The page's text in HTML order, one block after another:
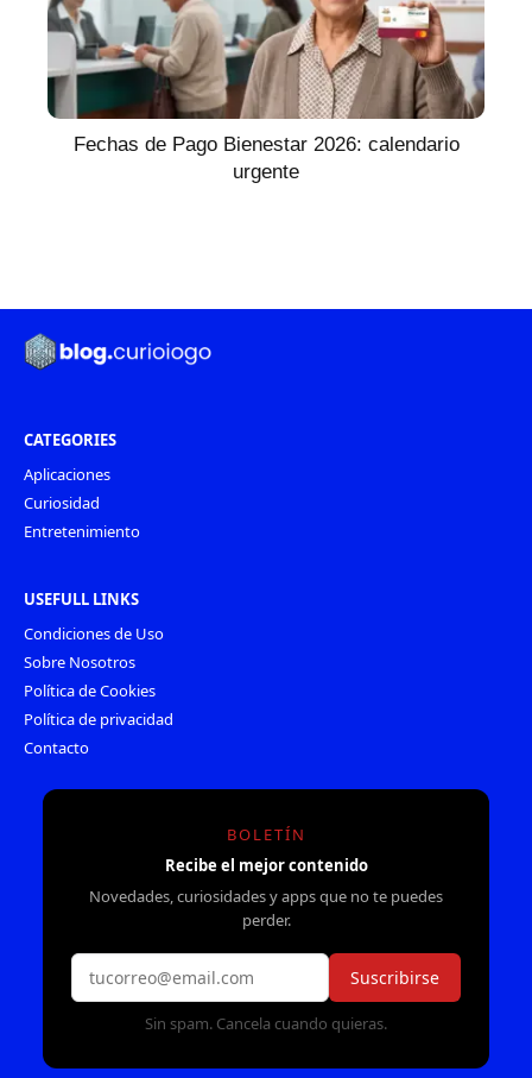
Fechas de Pago Bienestar 2026: calendario
urgente
CATEGORIES
Aplicaciones
Curiosidad
Entretenimiento
USEFULL LINKS
Condiciones de Uso
Sobre Nosotros
Política de Cookies
Política de privacidad
Contacto
BOLETÍN
Recibe el mejor contenido
Novedades, curiosidades y apps que no te puedes
perder.
Suscribirse
Sin spam. Cancela cuando quieras.